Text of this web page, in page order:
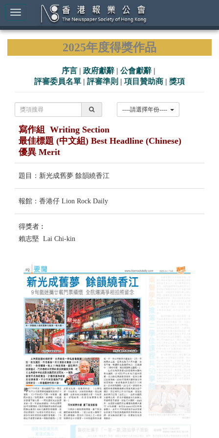
2025年度得獎作品
序言 | 政府獻辭 | 公會獻辭 |
評審委員名單 | 評審準則 | 項目贊助商 | 獎項
寫作組 Writing Section
最佳標題 (中文組) Best Headline (Chinese)
優異 Merit
題目：新光成舊夢 餘韻繞香江
報館：香港仔 Lion Rock Daily
得獎者︰
賴志堅 Lai Chi-kin